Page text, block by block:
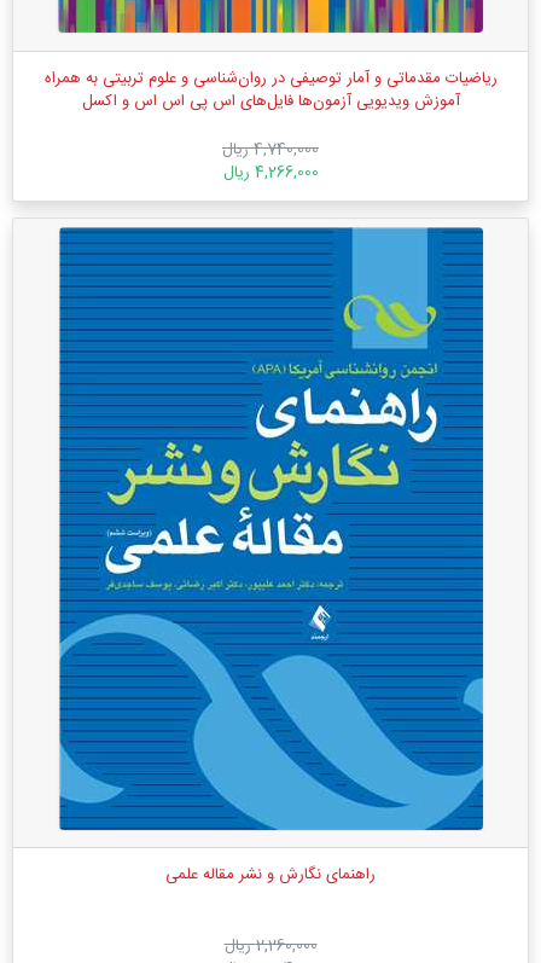
ریاضیات مقدماتی و آمار توصیفی در روان‌شناسی و علوم ‌تربیتی به ‌همراه
آموزش ویدیویی آزمون‌ها فایل‌های اس پی اس اس و اکسل
4,740,000 ریال
4,266,000 ریال
راهنمای نگارش و نشر مقاله علمی
2,260,000 ریال